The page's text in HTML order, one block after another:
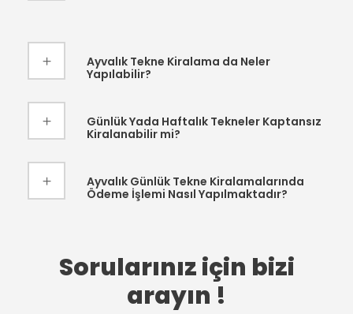
Ayvalık Tekne Kiralama da Neler
Yapılabilir?
Günlük Yada Haftalık Tekneler Kaptansız
Kiralanabilir mi?
Ayvalık Günlük Tekne Kiralamalarında
Ödeme İşlemi Nasıl Yapılmaktadır?
Sorularınız için bizi
arayın !